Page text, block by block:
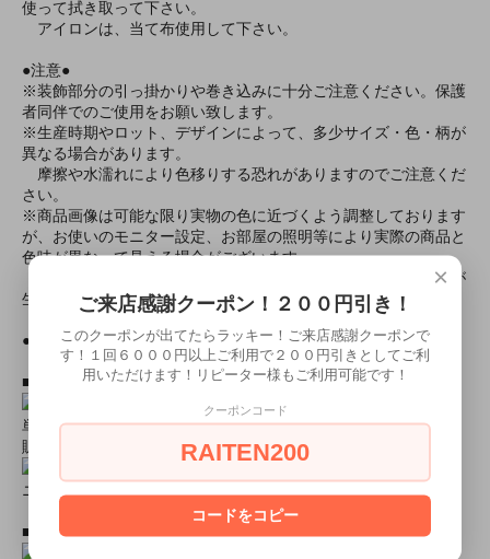
使って拭き取って下さい。
アイロンは、当て布使用して下さい。
●注意●
※装飾部分の引っ掛かりや巻き込みに十分ご注意ください。保護
者同伴でのご使用をお願い致します。
※生産時期やロット、デザインによって、多少サイズ・色・柄が
異なる場合があります。
摩擦や水濡れにより色移りする恐れがありますのでご注意くだ
さい。
※商品画像は可能な限り実物の色に近づくよう調整しております
が、お使いのモニター設定、お部屋の照明等により実際の商品と
色味が異なって見える場合がございます。
又、同じ商品の画像でも、撮影環境によって画像の色に差異が
生じる場合がございます。
●モデル身長● 122cm（120cmサイズ着用）
■おすすめオプション小物類■
単品カチューシャやネコ耳などの小物類（1000円程度より多数
販売中）
ニーハイソックス、タイツなど（500円より多数販売中！）
■すぐに商品が欲しい！！という方■
×
ご来店感謝クーポン！２００円引き！
このクーポンが出てたらラッキー！ご来店感謝クーポンで
す！１回６０００円以上ご利用で２００円引きとしてご利
用いただけます！リピーター様もご利用可能です！
クーポンコード
RAITEN200
コードをコピー